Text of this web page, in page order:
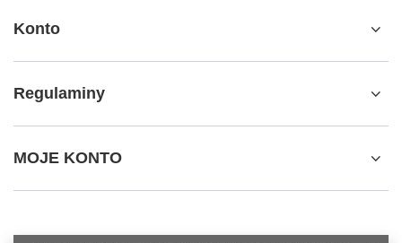
Konto
Regulaminy
MOJE KONTO